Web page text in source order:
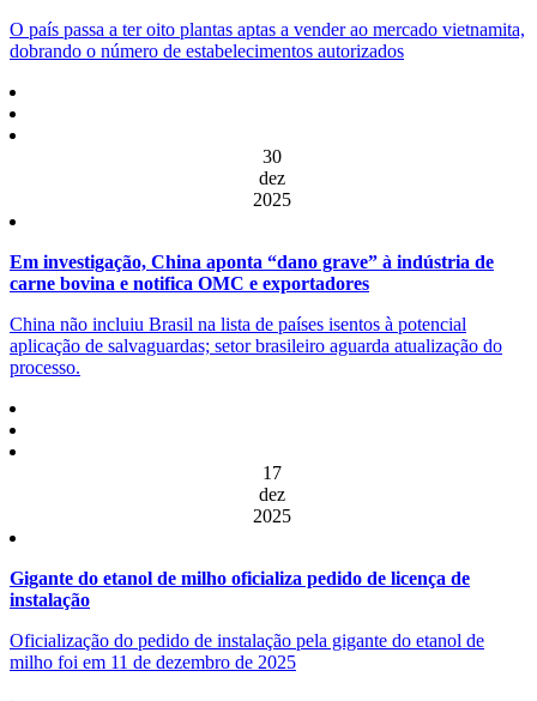
O país passa a ter oito plantas aptas a vender ao mercado vietnamita,
dobrando o número de estabelecimentos autorizados
30
dez
2025
Em investigação, China aponta “dano grave” à indústria de
carne bovina e notifica OMC e exportadores
China não incluiu Brasil na lista de países isentos à potencial
aplicação de salvaguardas; setor brasileiro aguarda atualização do
processo.
17
dez
2025
Gigante do etanol de milho oficializa pedido de licença de
instalação
Oficialização do pedido de instalação pela gigante do etanol de
milho foi em 11 de dezembro de 2025